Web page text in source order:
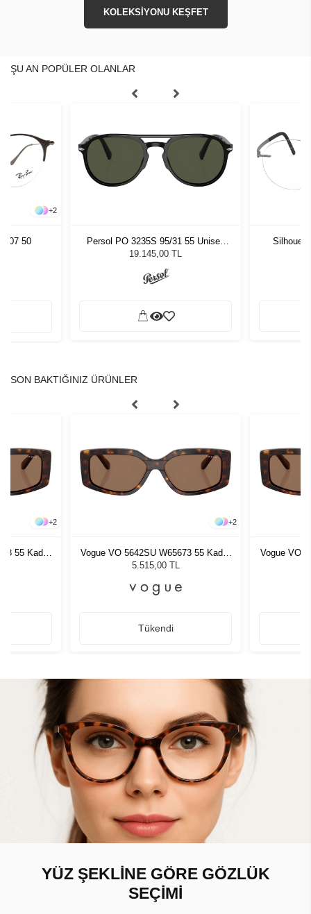
KOLEKSİYONU KEŞFET
ŞU AN POPÜLER OLANLAR
+2
50
Persol PO 3235S 95/31 55 Unisex
Güneş Gözlüğü
19.145,00 TL
SON BAKTIĞINIZ ÜRÜNLER
+2
55 Kadın
+2
Vogue VO 5642SU W65673 55 Kadın
Güneş Gözlüğü
5.515,00 TL
Tükendi
Vogue VO
YÜZ ŞEKLİNE GÖRE GÖZLÜK
SEÇİMİ